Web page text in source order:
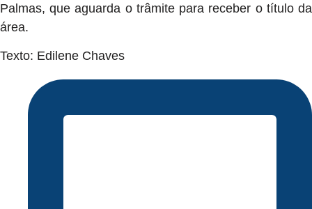
Palmas, que aguarda o trâmite para receber o título da
área.
Texto: Edilene Chaves